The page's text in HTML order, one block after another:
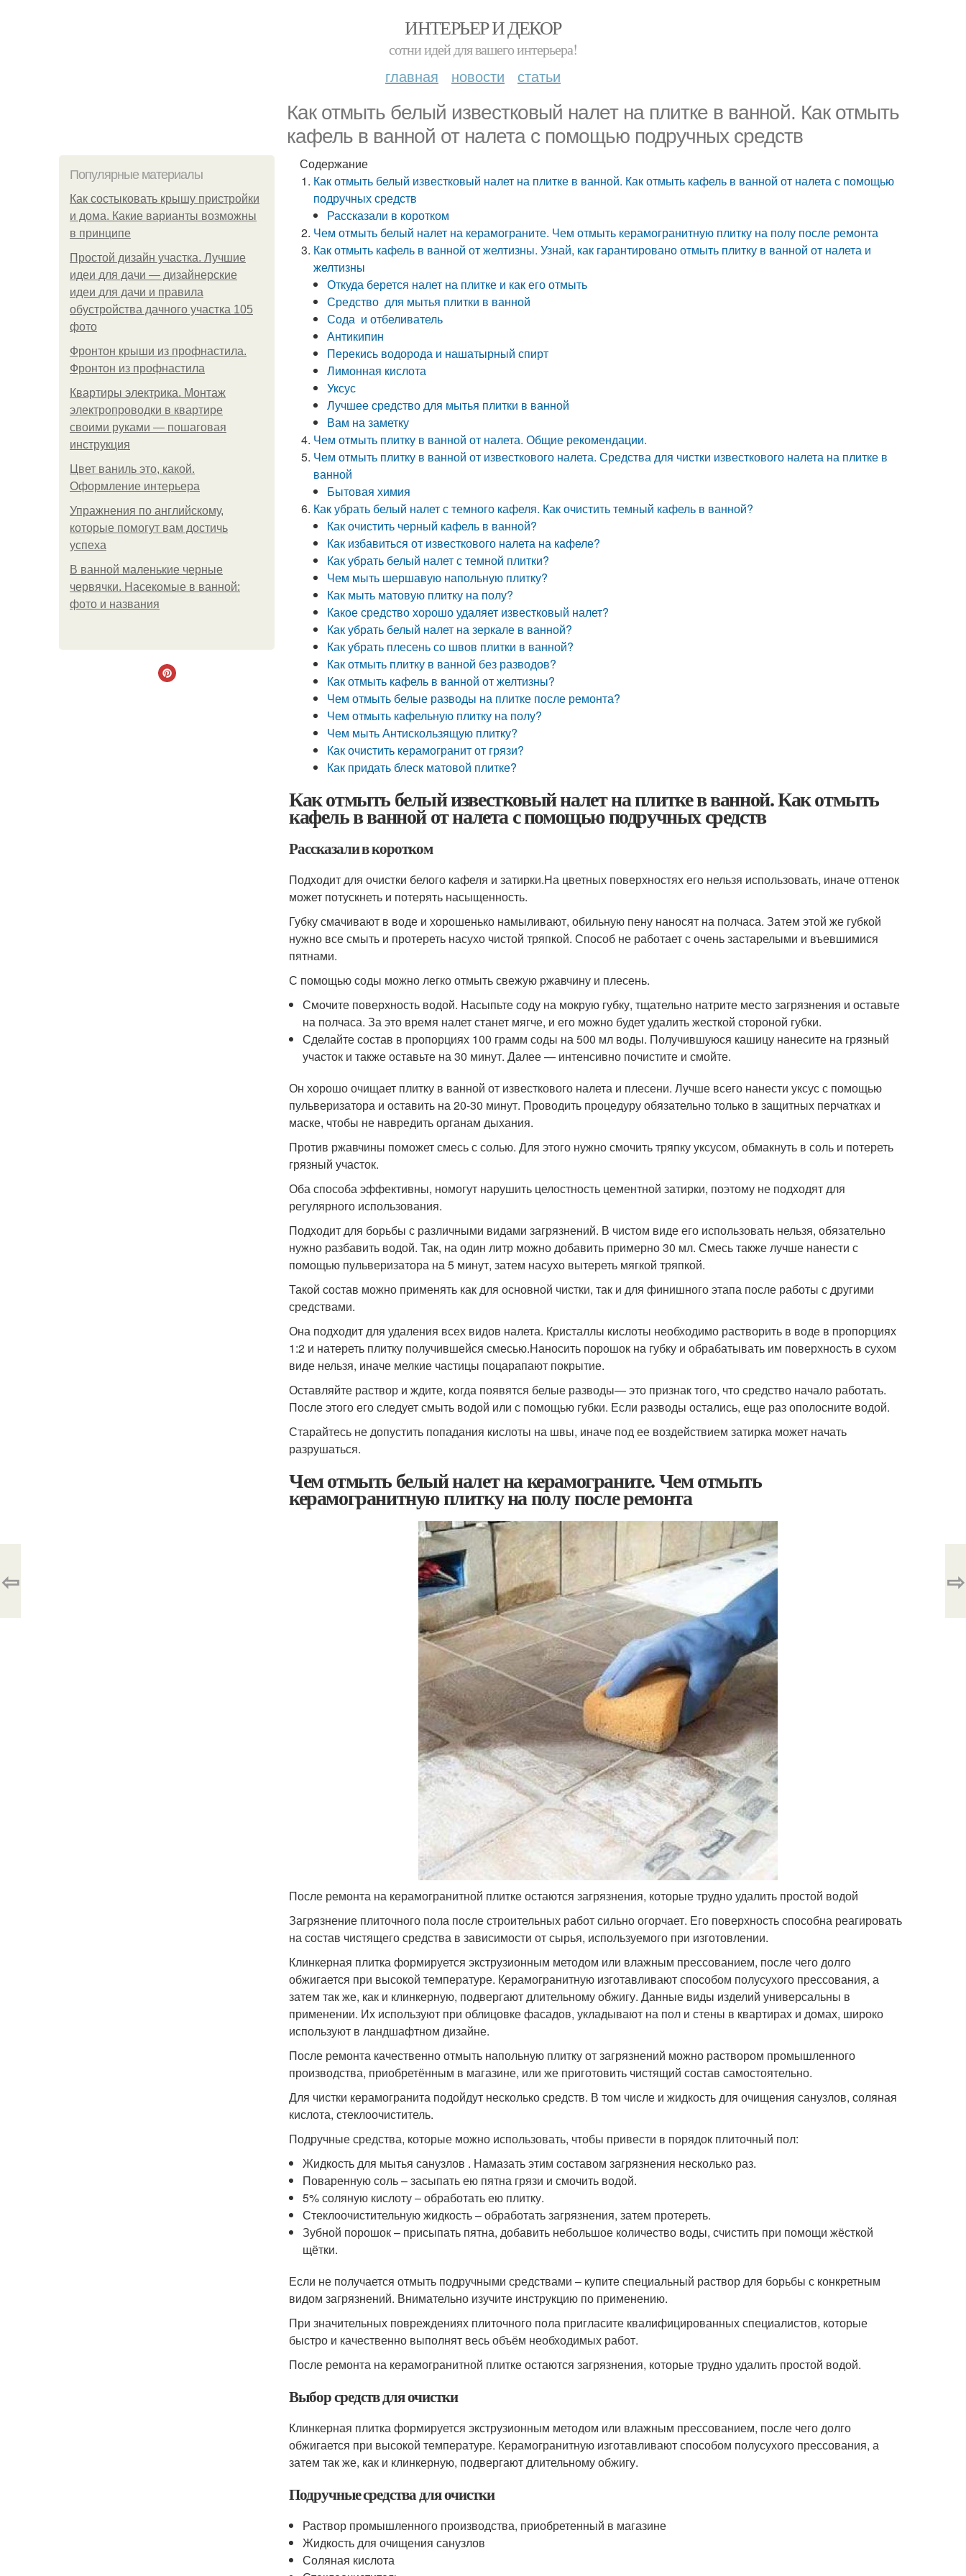
ИНТЕРЬЕР И ДЕКОР
сотни идей для вашего интерьера!
главная новости статьи
Как отмыть белый известковый налет на плитке в ванной. Как отмыть
кафель в ванной от налета с помощью подручных средств
Популярные материалы
Как состыковать крышу пристройки
и дома. Какие варианты возможны
в принципе
Простой дизайн участка. Лучшие
идеи для дачи — дизайнерские
идеи для дачи и правила
обустройства дачного участка 105
фото
Фронтон крыши из профнастила.
Фронтон из профнастила
Квартиры электрика. Монтаж
электропроводки в квартире
своими руками — пошаговая
инструкция
Цвет ваниль это, какой.
Оформление интерьера
Упражнения по английскому,
которые помогут вам достичь
успеха
В ванной маленькие черные
червячки. Насекомые в ванной:
фото и названия
Содержание
Как отмыть белый известковый налет на плитке в ванной. Как отмыть кафель в ванной от налета с помощью
подручных средств
Рассказали в коротком
Чем отмыть белый налет на керамограните. Чем отмыть керамогранитную плитку на полу после ремонта
Как отмыть кафель в ванной от желтизны. Узнай, как гарантировано отмыть плитку в ванной от налета и
желтизны
Откуда берется налет на плитке и как его отмыть
Средство для мытья плитки в ванной
Сода и отбеливатель
Антикипин
Перекись водорода и нашатырный спирт
Лимонная кислота
Уксус
Лучшее средство для мытья плитки в ванной
Вам на заметку
Чем отмыть плитку в ванной от налета. Общие рекомендации.
Чем отмыть плитку в ванной от известкового налета. Средства для чистки известкового налета на плитке в
ванной
Бытовая химия
Как убрать белый налет с темного кафеля. Как очистить темный кафель в ванной?
Как очистить черный кафель в ванной?
Как избавиться от известкового налета на кафеле?
Как убрать белый налет с темной плитки?
Чем мыть шершавую напольную плитку?
Как мыть матовую плитку на полу?
Какое средство хорошо удаляет известковый налет?
Как убрать белый налет на зеркале в ванной?
Как убрать плесень со швов плитки в ванной?
Как отмыть плитку в ванной без разводов?
Как отмыть кафель в ванной от желтизны?
Чем отмыть белые разводы на плитке после ремонта?
Чем отмыть кафельную плитку на полу?
Чем мыть Антискользящую плитку?
Как очистить керамогранит от грязи?
Как придать блеск матовой плитке?
Как отмыть белый известковый налет на плитке в ванной. Как отмыть
кафель в ванной от налета с помощью подручных средств
Рассказали в коротком
Подходит для очистки белого кафеля и затирки.На цветных поверхностях его нельзя использовать, иначе оттенок
может потускнеть и потерять насыщенность.
Губку смачивают в воде и хорошенько намыливают, обильную пену наносят на полчаса. Затем этой же губкой
нужно все смыть и протереть насухо чистой тряпкой. Способ не работает с очень застарелыми и въевшимися
пятнами.
С помощью соды можно легко отмыть свежую ржавчину и плесень.
Смочите поверхность водой. Насыпьте соду на мокрую губку, тщательно натрите место загрязнения и оставьте
на полчаса. За это время налет станет мягче, и его можно будет удалить жесткой стороной губки.
Сделайте состав в пропорциях 100 грамм соды на 500 мл воды. Получившуюся кашицу нанесите на грязный
участок и также оставьте на 30 минут. Далее — интенсивно почистите и смойте.
Он хорошо очищает плитку в ванной от известкового налета и плесени. Лучше всего нанести уксус с помощью
пульверизатора и оставить на 20-30 минут. Проводить процедуру обязательно только в защитных перчатках и
маске, чтобы не навредить органам дыхания.
Против ржавчины поможет смесь с солью. Для этого нужно смочить тряпку уксусом, обмакнуть в соль и потереть
грязный участок.
Оба способа эффективны, номогут нарушить целостность цементной затирки, поэтому не подходят для
регулярного использования.
Подходит для борьбы с различными видами загрязнений. В чистом виде его использовать нельзя, обязательно
нужно разбавить водой. Так, на один литр можно добавить примерно 30 мл. Смесь также лучше нанести с
помощью пульверизатора на 5 минут, затем насухо вытереть мягкой тряпкой.
Такой состав можно применять как для основной чистки, так и для финишного этапа после работы с другими
средствами.
Она подходит для удаления всех видов налета. Кристаллы кислоты необходимо растворить в воде в пропорциях
1:2 и натереть плитку получившейся смесью.Наносить порошок на губку и обрабатывать им поверхность в сухом
виде нельзя, иначе мелкие частицы поцарапают покрытие.
Оставляйте раствор и ждите, когда появятся белые разводы— это признак того, что средство начало работать.
После этого его следует смыть водой или с помощью губки. Если разводы остались, еще раз ополосните водой.
Старайтесь не допустить попадания кислоты на швы, иначе под ее воздействием затирка может начать
разрушаться.
Чем отмыть белый налет на керамограните. Чем отмыть
керамогранитную плитку на полу после ремонта
После ремонта на керамогранитной плитке остаются загрязнения, которые трудно удалить простой водой
Загрязнение плиточного пола после строительных работ сильно огорчает. Его поверхность способна реагировать
на состав чистящего средства в зависимости от сырья, используемого при изготовлении.
Клинкерная плитка формируется экструзионным методом или влажным прессованием, после чего долго
обжигается при высокой температуре. Керамогранитную изготавливают способом полусухого прессования, а
затем так же, как и клинкерную, подвергают длительному обжигу. Данные виды изделий универсальны в
применении. Их используют при облицовке фасадов, укладывают на пол и стены в квартирах и домах, широко
используют в ландшафтном дизайне.
После ремонта качественно отмыть напольную плитку от загрязнений можно раствором промышленного
производства, приобретённым в магазине, или же приготовить чистящий состав самостоятельно.
Для чистки керамогранита подойдут несколько средств. В том числе и жидкость для очищения санузлов, соляная
кислота, стеклоочиститель.
Подручные средства, которые можно использовать, чтобы привести в порядок плиточный пол:
Жидкость для мытья санузлов . Намазать этим составом загрязнения несколько раз.
Поваренную соль – засыпать ею пятна грязи и смочить водой.
5% соляную кислоту – обработать ею плитку.
Стеклоочистительную жидкость – обработать загрязнения, затем протереть.
Зубной порошок – присыпать пятна, добавить небольшое количество воды, счистить при помощи жёсткой
щётки.
Если не получается отмыть подручными средствами – купите специальный раствор для борьбы с конкретным
видом загрязнений. Внимательно изучите инструкцию по применению.
При значительных повреждениях плиточного пола пригласите квалифицированных специалистов, которые
быстро и качественно выполнят весь объём необходимых работ.
После ремонта на керамогранитной плитке остаются загрязнения, которые трудно удалить простой водой.
Выбор средств для очистки
Клинкерная плитка формируется экструзионным методом или влажным прессованием, после чего долго
обжигается при высокой температуре. Керамогранитную изготавливают способом полусухого прессования, а
затем так же, как и клинкерную, подвергают длительному обжигу.
Подручные средства для очистки
Раствор промышленного производства, приобретенный в магазине
Жидкость для очищения санузлов
Соляная кислота
⇦ ⇨